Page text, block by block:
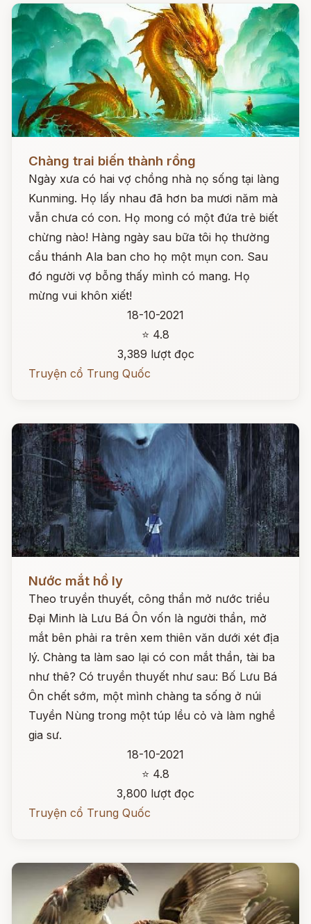
Chàng trai biến thành rồng
Ngày xưa có hai vợ chồng nhà nọ sống tại làng
Kunming. Họ lấy nhau đã hơn ba mươi năm mà
vẫn chưa có con. Họ mong có một đứa trẻ biết
chừng nào! Hàng ngày sau bữa tôi họ thường
cẩu thánh Ala ban cho họ một mụn con. Sau
đó người vợ bỗng thấy mình có mang. Họ
mừng vui khôn xiết!
18-10-2021
⭐ 4.8
3,389 lượt đọc
Truyện cổ Trung Quốc
Nước mắt hồ ly
Theo truyền thuyết, công thần mở nước triều
Đại Minh là Lưu Bá Ôn vốn là người thần, mở
mắt bên phải ra trên xem thiên văn dưới xét địa
lý. Chàng ta làm sao lại có con mắt thần, tài ba
như thê? Có truyền thuyết như sau: Bố Lưu Bá
Ôn chết sớm, một mình chàng ta sống ở núi
Tuyền Nùng trong một túp lều cỏ và làm nghề
gia sư.
18-10-2021
⭐ 4.8
3,800 lượt đọc
Truyện cổ Trung Quốc